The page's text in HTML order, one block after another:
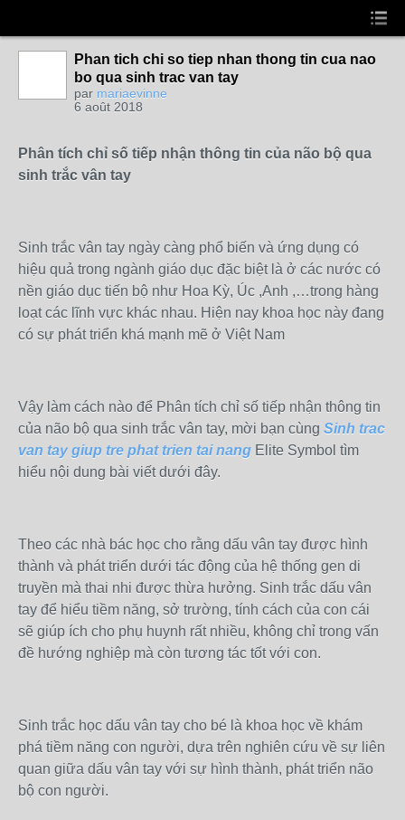
Phan tich chi so tiep nhan thong tin cua nao
bo qua sinh trac van tay
par mariaevinne
6 août 2018
Phân tích chỉ số tiếp nhận thông tin của não bộ qua
sinh trắc vân tay
Sinh trắc vân tay ngày càng phổ biến và ứng dụng có
hiệu quả trong ngành giáo dục đặc biệt là ở các nước có
nền giáo dục tiến bộ như Hoa Kỳ, Úc ,Anh ,…trong hàng
loạt các lĩnh vực khác nhau. Hiện nay khoa học này đang
có sự phát triển khá mạnh mẽ ở Việt Nam
Vậy làm cách nào để Phân tích chỉ số tiếp nhận thông tin
của não bộ qua sinh trắc vân tay, mời bạn cùng Sinh trac
van tay giup tre phat trien tai nang Elite Symbol tìm
hiểu nội dung bài viết dưới đây.
Theo các nhà bác học cho rằng dấu vân tay được hình
thành và phát triển dưới tác động của hệ thống gen di
truyền mà thai nhi được thừa hưởng. Sinh trắc dấu vân
tay để hiểu tiềm năng, sở trường, tính cách của con cái
sẽ giúp ích cho phụ huynh rất nhiều, không chỉ trong vấn
đề hướng nghiệp mà còn tương tác tốt với con.
Sinh trắc học dấu vân tay cho bé là khoa học về khám
phá tiềm năng con người, dựa trên nghiên cứu về sự liên
quan giữa dấu vân tay với sự hình thành, phát triển não
bộ con người.